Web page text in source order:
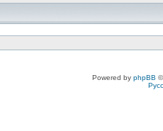
Powered by phpBB